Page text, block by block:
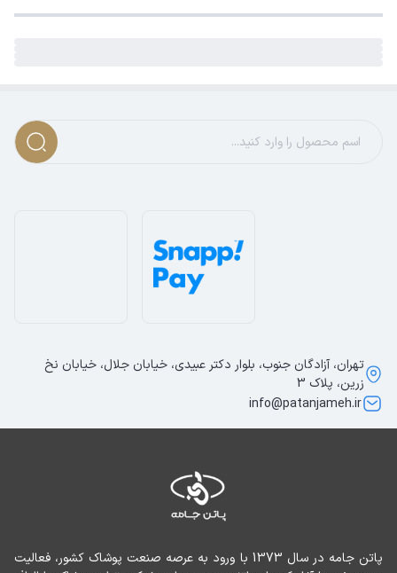
تهران، آزادگان جنوب، بلوار دکتر عبیدی، خیابان جلال، خیابان نخ
زرین، پلاک 3
info@patanjameh.ir